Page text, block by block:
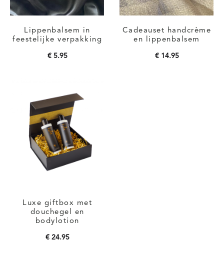
Lippenbalsem in
feestelijke verpakking
€5.95
Cadeauset handcrème
en lippenbalsem
€14.95
Luxe giftbox met
douchegel en
bodylotion
€24.95